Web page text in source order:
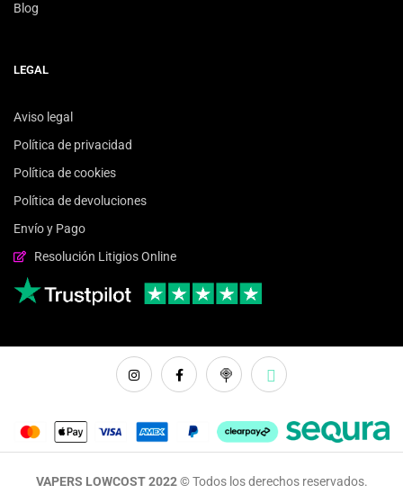
Blog
LEGAL
Aviso legal
Política de privacidad
Política de cookies
Política de devoluciones
Envío y Pago
Resolución Litigios Online
VAPERS LOWCOST 2022 ©Todos los derechos reservados.